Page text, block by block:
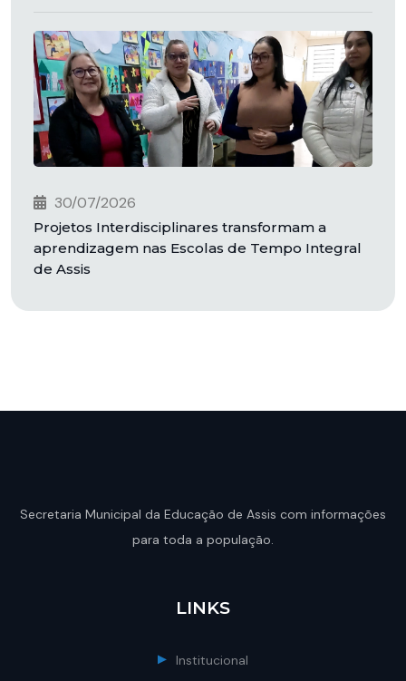
30/07/2026
Projetos Interdisciplinares transformam a
aprendizagem nas Escolas de Tempo Integral
de Assis
Secretaria Municipal da Educação de Assis com informações
para toda a população.
LINKS
Institucional